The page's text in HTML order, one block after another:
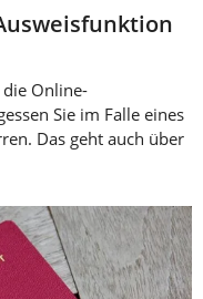
Online-
Sie im Falle eines
Das geht auch über